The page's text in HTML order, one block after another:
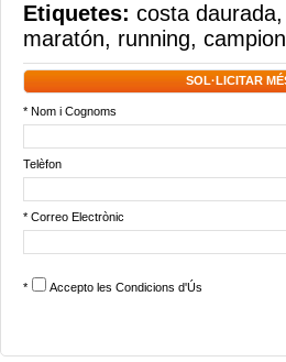
Etiquetes: costa daurada,
maratón, running,
SOL·LICITAR
* Nom i Cognoms
Telèfon
* Correo Electrònic
* Accepto les Condicions d'Ús